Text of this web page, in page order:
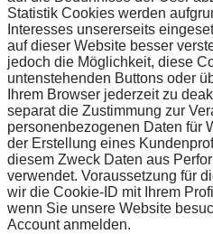
Statistik Cookies werden
Interesses unsererseits
auf dieser Website besser
jedoch die Möglichkeit, diese
untenstehenden Buttons oder
Ihrem Browser jederzeit zu
separat die Zustimmung zur
personenbezogenen Daten für
der Erstellung eines
diesem Zweck Daten aus
verwendet. Voraussetzung für
wir die Cookie-ID mit Ihrem
wenn Sie unsere Website
Account anmelden.